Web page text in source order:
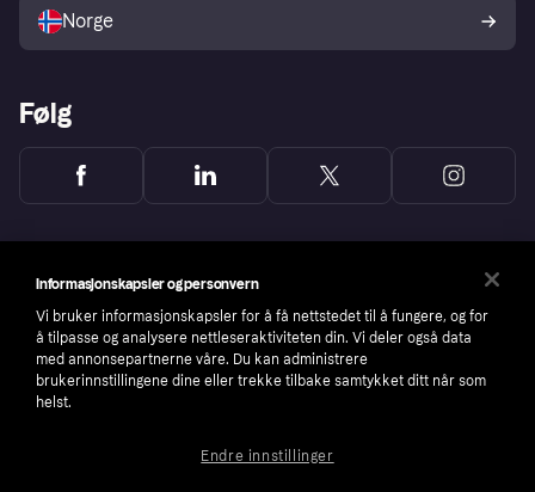
Norge
Følg
Informasjonskapsler og personvern
Vi bruker informasjonskapsler for å få nettstedet til å fungere, og for
å tilpasse og analysere nettleseraktiviteten din. Vi deler også data
med annonsepartnerne våre. Du kan administrere
brukerinnstillingene dine eller trekke tilbake samtykket ditt når som
helst.
Endre innstillinger